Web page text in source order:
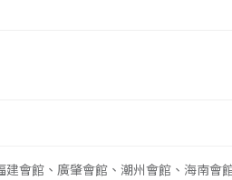
建會館、廣肇會館、潮州會館、海南